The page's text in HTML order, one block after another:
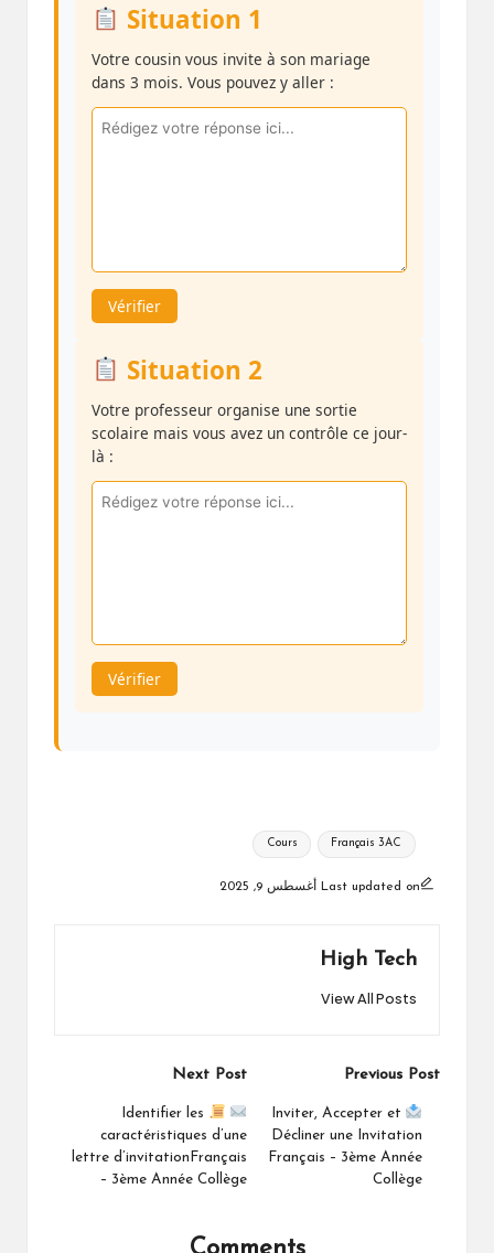
Situation 1
Votre cousin vous invite à son mariage
dans 3 mois. Vous pouvez y aller :
Vérifier
Situation 2
Votre professeur organise une sortie
scolaire mais vous avez un contrôle ce jour-
là :
Vérifier
Tags:
Cours Français 3AC
Last updated on أغسطس 9, 2025
High Tech
View All Posts
Post
navigation
Previous Post
Inviter, Accepter et
Décliner une Invitation
Français – 3ème Année
Collège
Next Post
Identifier les
caractéristiques d’une
lettre d’invitationFrançais
– 3ème Année Collège